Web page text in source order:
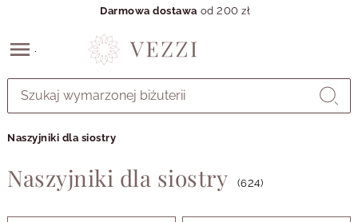
GŁÓWNEJ
PRODUKTÓW
MENU
UŻYTKOWNIKA
Darmowa dostawa od 200 zł
Naszyjniki dla siostry
Naszyjniki dla siostry (624)